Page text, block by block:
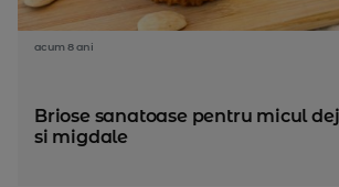
acum 8 ani
Briose sanatoase pentru micul
si migdale